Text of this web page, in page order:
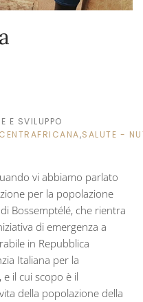
E SVILUPPO
,SALUTE -
vi abbiamo parlato
per la popolazione
Bossemptélé, che rientra
di emergenza a
in Repubblica
Italiana per la
e il cui scopo è il
della popolazione della